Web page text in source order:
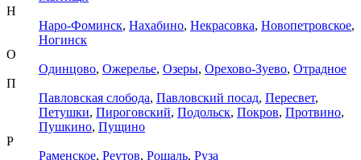
Н
Наро-Фоминск, Нахабино, Некрасовка, Новопетровское,
Ногинск
О
Одинцово, Ожерелье, Озеры, Орехово-Зуево, Отрадное
П
Павловская слобода, Павловский посад, Пересвет,
Петушки, Пироговский, Подольск, Покров, Протвино,
Пушкино, Пущино
Р
Раменское, Реутов, Рошаль, Руза